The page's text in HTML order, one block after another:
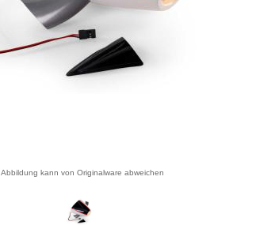
Abbildung kann von Originalware abweichen